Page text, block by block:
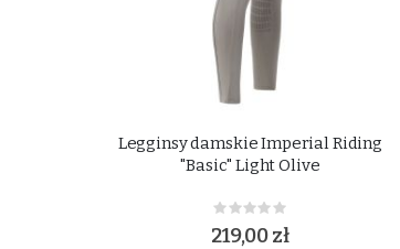
Legginsy damskie Imperial Riding
"Basic" Light Olive
Rating:
0%
219,00 zł